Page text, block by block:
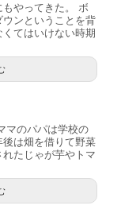
やってきた。 ボ
ンということを背
てはいけない時期
マのパパは学校の
は畑を借りて野菜
たじゃが芋やトマ